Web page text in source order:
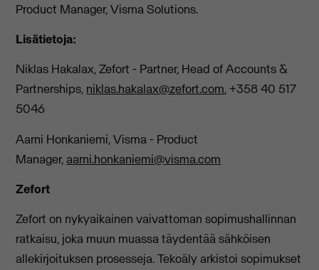
Product Manager, Visma Solutions.
Lisätietoja:
Niklas Hakalax, Zefort - Partner, Head of Accounts &
Partnerships, niklas.hakalax@zefort.com, +358 40 517
5046
Aarni Honkaniemi, Visma - Product
Manager,aarni.honkaniemi@visma.com
Zefort
Zefort on nykyaikainen vaivattoman sopimushallinnan
ratkaisu, joka muun muassa täydentää sähköisen
allekirjoituksen prosesseja. Tekoäly arkistoi sopimukset